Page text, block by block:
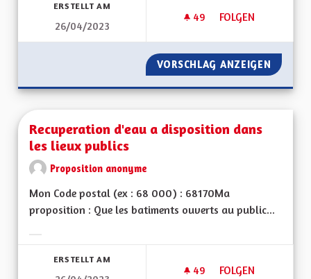
ERSTELLT AM
26/04/2023
49 49 FOLLOWER
FOLGEN
RENFORCEMENT
VORSCHLAG ANZEIGEN
Recuperation d'eau a disposition dans
les lieux publics
Proposition anonyme
Mon Code postal (ex : 68 000) : 68170Ma
proposition : Que les batiments ouverts au public...
ERSTELLT AM
49 49 FOLLOWER
FOLGEN